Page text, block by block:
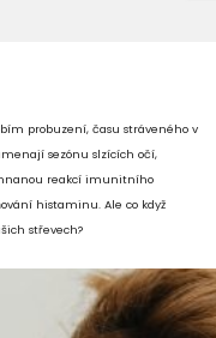
probuzení, času stráveného v
sezónu slzících očí,
reakcí imunitního
histaminu. Ale co když
střevech?